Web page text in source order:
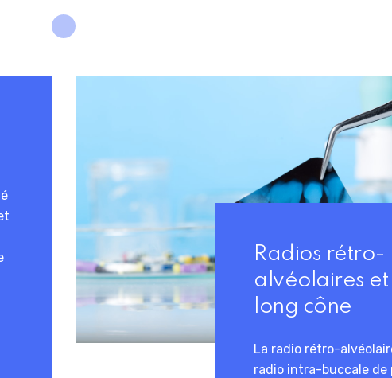
Radios rétro-
alvéolaires
long cône
La radio rétro-
radio intra-buccale